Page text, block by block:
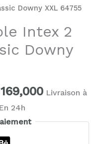
Downy XXL 64755
Intex 2
Downy
169,000 Livraison à
24h